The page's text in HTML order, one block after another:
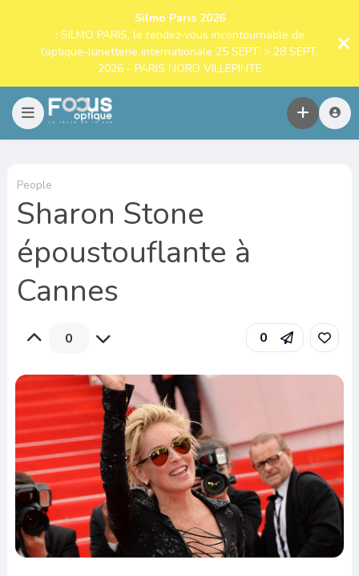
Silmo Paris 2026
: SILMO PARIS, le rendez-vous incontournable de
l’optique-lunetterie internationale 25 SEPT. > 28 SEPT.
2026 - PARIS NORD VILLEPINTE
People
Sharon Stone
époustouflante à
Cannes
0 0